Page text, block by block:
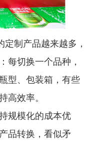
制产品越来越多，
每切换一个品种，
型、包装箱，有些
高效率。
规模化的成本优
品转换，看似矛